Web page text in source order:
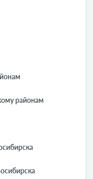
районам